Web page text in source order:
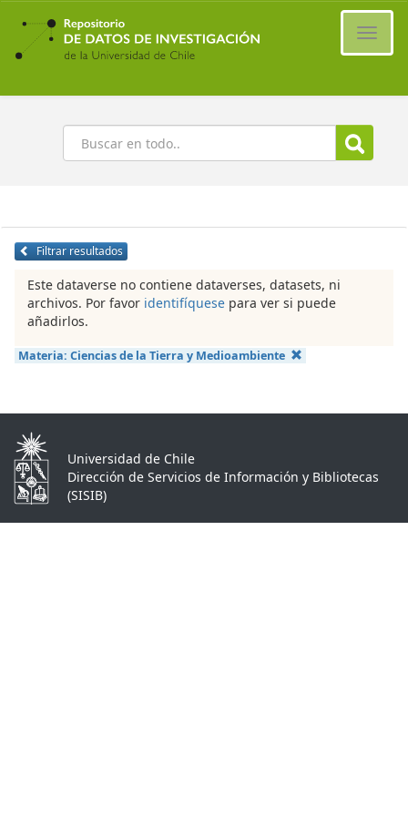
Ir
contenido
principal
Buscar
Filtrar resultados
Este dataverse no contiene dataverses, datasets, ni
archivos. Por favor identifíquese para ver si puede
añadirlos.
Materia: Ciencias de la Tierra y Medioambiente
Universidad de Chile
Dirección de Servicios de Información y Bibliotecas
(SISIB)